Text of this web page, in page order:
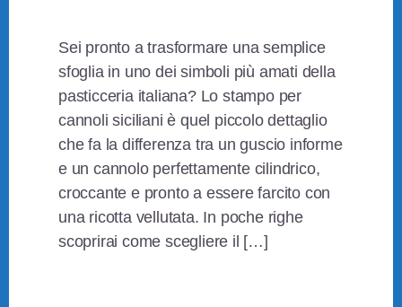
Sei pronto a trasformare una semplice
sfoglia in uno dei simboli più amati della
pasticceria italiana? Lo stampo per
cannoli siciliani è quel piccolo dettaglio
che fa la differenza tra un guscio informe
e un cannolo perfettamente cilindrico,
croccante e pronto a essere farcito con
una ricotta vellutata. In poche righe
scoprirai come scegliere il […]